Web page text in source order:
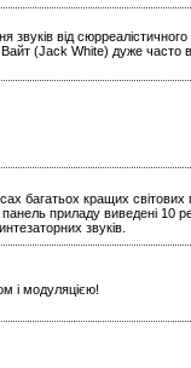
від
Вайт (Jack White) дуже часто
багатьох кращих світових
приладу виведені 10
звуків.
і модуляцією!